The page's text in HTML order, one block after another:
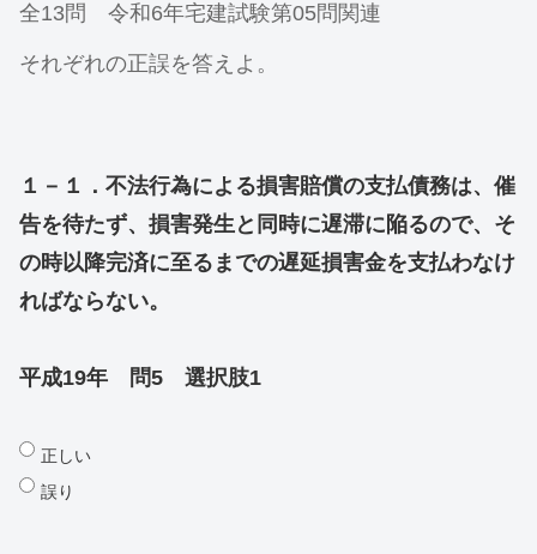
全13問 令和6年宅建試験第05問関連
それぞれの正誤を答えよ。
１－１．不法行為による損害賠償の支払債務は、催
告を待たず、損害発生と同時に遅滞に陥るので、そ
の時以降完済に至るまでの遅延損害金を支払わなけ
ればならない。
平成19年 問5 選択肢1
正しい
誤り